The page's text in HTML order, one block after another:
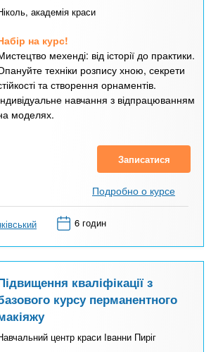
академія краси
на курс!
мехенді: від історії до практики.
техніки розпису хною, секрети
та створення орнаментів.
навчання з відпрацюванням
моделях.
Записатися
Подробно о курсе
6 годин
кваліфікації з
курсу перманентного
центр краси Іванни Пиріг